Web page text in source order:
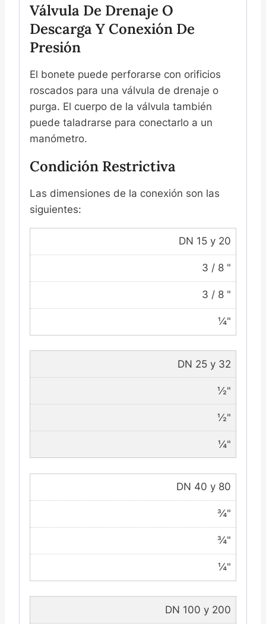
Válvula De Drenaje O
Descarga Y Conexión De
Presión
El bonete puede perforarse con orificios
roscados para una válvula de drenaje o
purga. El cuerpo de la válvula también
puede taladrarse para conectarlo a un
manómetro.
Condición Restrictiva
Las dimensiones de la conexión son las
siguientes:
DN 15 y 20
3 / 8 "
3 / 8 "
¼"
DN 25 y 32
½"
½"
¼"
DN 40 y 80
¾"
¾"
¼"
DN 100 y 200